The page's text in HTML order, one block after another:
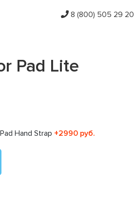
8 (800) 505 29 20
Pad Lite
Hand Strap +2990 руб.